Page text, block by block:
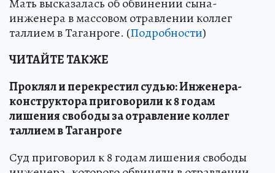
Мать высказалась об обвинении сына-
инженера в массовом отравлении коллег
таллием в Таганроге. (Подробности)
ЧИТАЙТЕ ТАКЖЕ
Проклял и перекрестил судью: Инженера-
конструктора приговорили к 8 годам
лишения свободы за отравление коллег
таллием в Таганроге
Суд приговорил к 8 годам лишения свободы